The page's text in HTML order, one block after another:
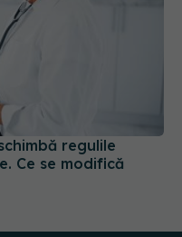
regulile
Ce se modifică